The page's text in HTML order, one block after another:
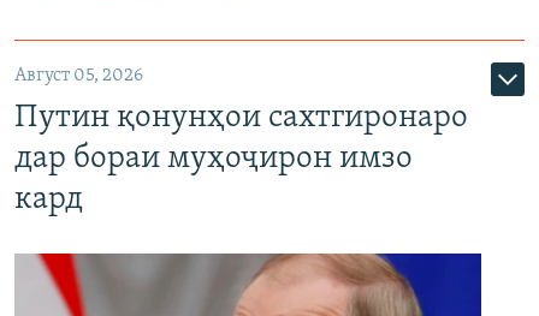
Август 05, 2026
Путин қонунҳои сахтгиронаро
дар бораи муҳоҷирон имзо
кард